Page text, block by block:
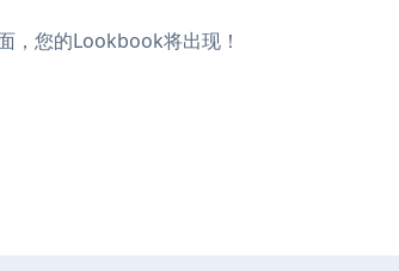
，您的Lookbook将出现！